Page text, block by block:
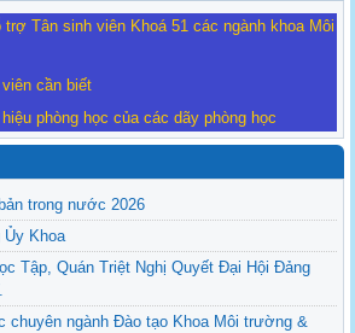
trợ Tân sinh viên Khoá 51 các ngành khoa Môi
cần biết
phòng học của các dãy phòng học
trong nước 2026
Ủy Khoa
Tập, Quán Triệt Nghị Quyết Đại Hội Đảng
chuyên ngành Đào tạo Khoa Môi trường &